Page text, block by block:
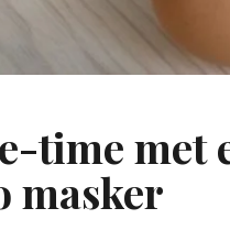
time met
masker